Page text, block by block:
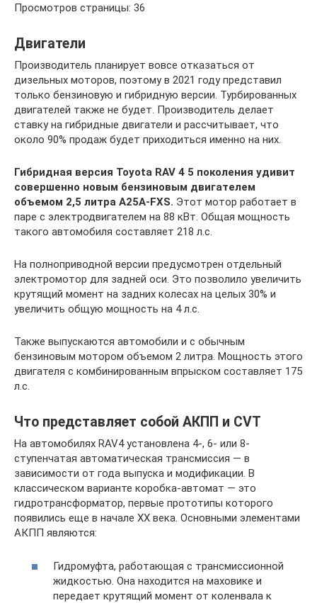
Просмотров страницы: 36
Двигатели
Производитель планирует вовсе отказаться от
дизельных моторов, поэтому в 2021 году представил
только бензиновую и гибридную версии. Турбированных
двигателей также не будет. Производитель делает
ставку на гибридные двигатели и рассчитывает, что
около 90% продаж будет приходиться именно на них.
Гибридная версия Toyota RAV 4 5 поколения удивит
совершенно новым бензиновым двигателем
объемом 2,5 литра A25A-FXS. Этот мотор работает в
паре с электродвигателем на 88 кВт. Общая мощность
такого автомобиля составляет 218 л.с.
На полноприводной версии предусмотрен отдельный
электромотор для задней оси. Это позволило увеличить
крутящий момент на задних колесах на целых 30% и
увеличить общую мощность на 4 л.с.
Также выпускаются автомобили и с обычным
бензиновым мотором объемом 2 литра. Мощность этого
двигателя с комбинированным впрыском составляет 175
л.с.
Что представляет собой АКПП и CVT
На автомобилях RAV4 установлена 4-, 6- или 8-
ступенчатая автоматическая трансмиссия — в
зависимости от года выпуска и модификации. В
классическом варианте коробка-автомат — это
гидротрансформатор, первые прототипы которого
появились еще в начале ХХ века. Основными элементами
АКПП являются:
Гидромуфта, работающая с трансмиссионной
жидкостью. Она находится на маховике и
передает крутящий момент от коленвала к